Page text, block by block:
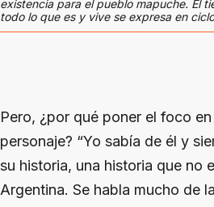
existencia para el pueblo mapuche. El
todo lo que es y vive se expresa en
Pero, ¿por qué poner el foco
personaje? “Yo sabía de él y
su historia, una historia que no
Argentina. Se habla mucho de